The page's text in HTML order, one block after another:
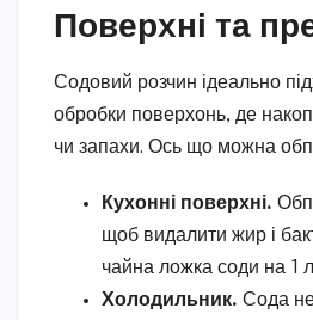
Поверхні та
Содовий розчин ідеально
обробки поверхонь, де
чи запахи. Ось що можна
Кухонні поверхні.
щоб видалити жир і
чайна ложка соди на 1
Холодильник. Сода